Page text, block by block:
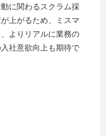
に関わるスクラム採
上がるため、ミスマ
よりリアルに業務の
社意欲向上も期待で